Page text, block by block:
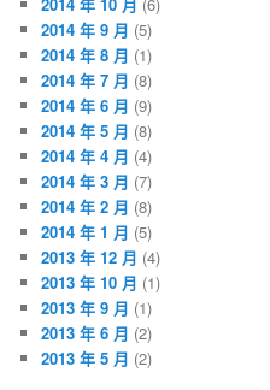
2014 年 9 月 (5)
2014 年 8 月 (1)
2014 年 7 月 (8)
2014 年 6 月 (9)
2014 年 5 月 (8)
2014 年 4 月 (4)
2014 年 3 月 (7)
2014 年 2 月 (8)
2014 年 1 月 (5)
2013 年 12 月 (4)
2013 年 10 月 (1)
2013 年 9 月 (1)
2013 年 6 月 (2)
2013 年 5 月 (2)